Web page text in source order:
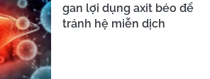
gan lợi dụng axit béo để
tránh hệ miễn dịch